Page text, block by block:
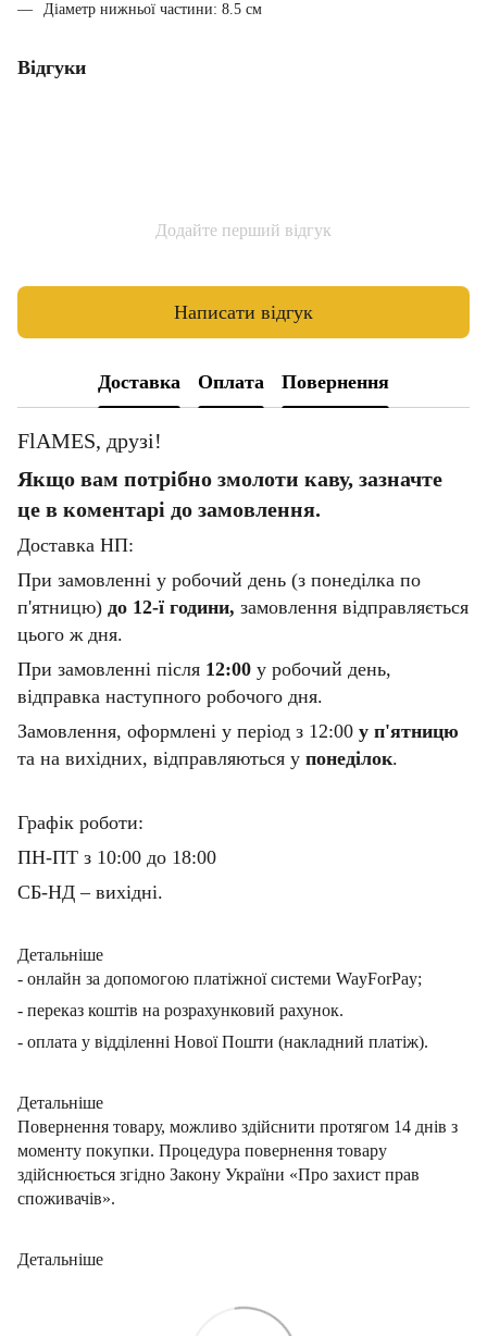
Діаметр нижньої частини: 8.5 см
Відгуки
Додайте перший відгук
Написати відгук
Доставка Оплата Повернення
FlAMES, друзі!
Якщо вам потрібно змолоти каву, зазначте
це в коментарі до замовлення.
Доставка НП:
При замовленні у робочий день (з понеділка по
п'ятницю) до 12-ї години, замовлення відправляється
цього ж дня.
При замовленні після 12:00 у робочий день,
відправка наступного робочого дня.
Замовлення, оформлені у період з 12:00 у п'ятницю
та на вихідних, відправляються у понеділок.
Графік роботи:
ПН-ПТ з 10:00 до 18:00
СБ-НД – вихідні.
Детальніше
- онлайн за допомогою платіжної системи WayForPay;
- переказ коштів на розрахунковий рахунок.
- оплата у відділенні Нової Пошти (накладний платіж).
Детальніше
Повернення товару, можливо здійснити протягом 14 днів з
моменту покупки. Процедура повернення товару
здійснюється згідно Закону України «Про захист прав
споживачів».
Детальніше